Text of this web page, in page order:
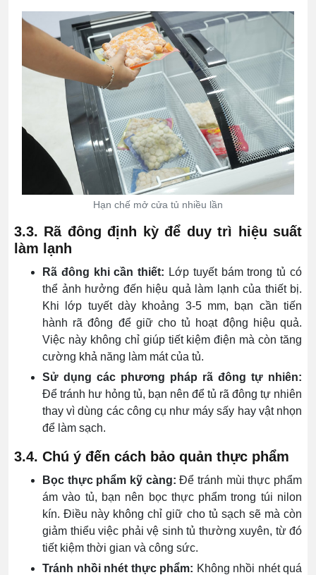
Hạn chế mở cửa tủ nhiều lần
3.3. Rã đông định kỳ để duy trì hiệu suất
làm lạnh
Rã đông khi cần thiết: Lớp tuyết bám trong tủ có
thể ảnh hưởng đến hiệu quả làm lạnh của thiết bị.
Khi lớp tuyết dày khoảng 3-5 mm, bạn cần tiến
hành rã đông để giữ cho tủ hoạt động hiệu quả.
Việc này không chỉ giúp tiết kiệm điện mà còn tăng
cường khả năng làm mát của tủ.
Sử dụng các phương pháp rã đông tự nhiên:
Để tránh hư hỏng tủ, bạn nên để tủ rã đông tự nhiên
thay vì dùng các công cụ như máy sấy hay vật nhọn
để làm sạch.
3.4. Chú ý đến cách bảo quản thực phẩm
Bọc thực phẩm kỹ càng: Để tránh mùi thực phẩm
ám vào tủ, bạn nên bọc thực phẩm trong túi nilon
kín. Điều này không chỉ giữ cho tủ sạch sẽ mà còn
giảm thiểu việc phải vệ sinh tủ thường xuyên, từ đó
tiết kiệm thời gian và công sức.
Tránh nhồi nhét thực phẩm: Không nhồi nhét quá